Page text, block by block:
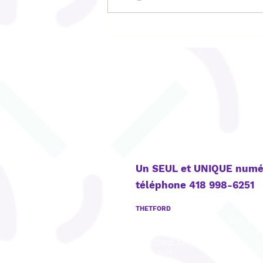
Un SEUL et UNIQUE
téléphone 418 998-6251
THETFORD